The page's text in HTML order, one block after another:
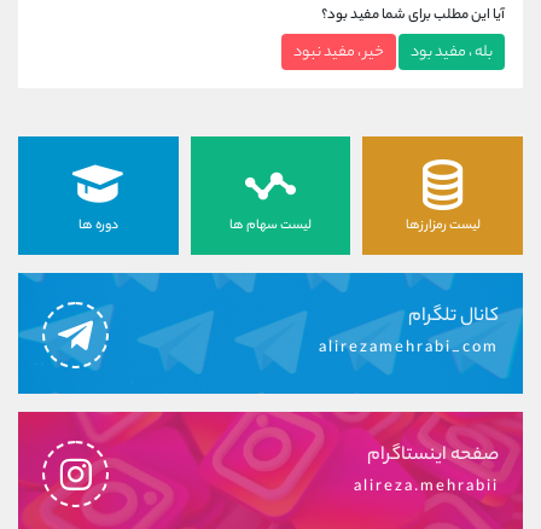
آیا این مطلب برای شما مفید بود؟
بله ، مفید بود خیر ، مفید نبود
لیست رمزارزها لیست سهام ها دوره ها
کانال تلگرام
alirezamehrabi_com
صفحه اینستاگرام
alireza.mehrabii